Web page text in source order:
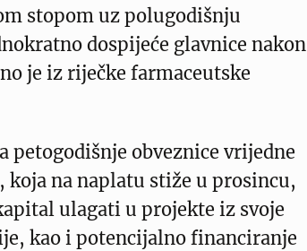
stopom uz polugodišnju
dospijeće glavnice nakon
je iz riječke farmaceutske
petogodišnje obveznice vrijedne
koja na naplatu stiže u prosincu,
ulagati u projekte iz svoje
kao i potencijalno financiranje